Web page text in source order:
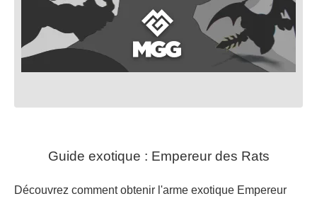
Guide exotique : Empereur des Rats
Découvrez comment obtenir l'arme exotique Empereur